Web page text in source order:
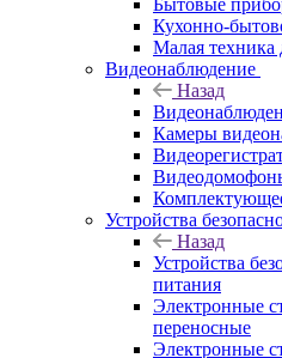
Бытовые
Кухонно-
Малая техника
Видеонаблюдение
Назад
Камеры
Устройства
Назад
Устройства
питания
Электронные
переносные
Электронные